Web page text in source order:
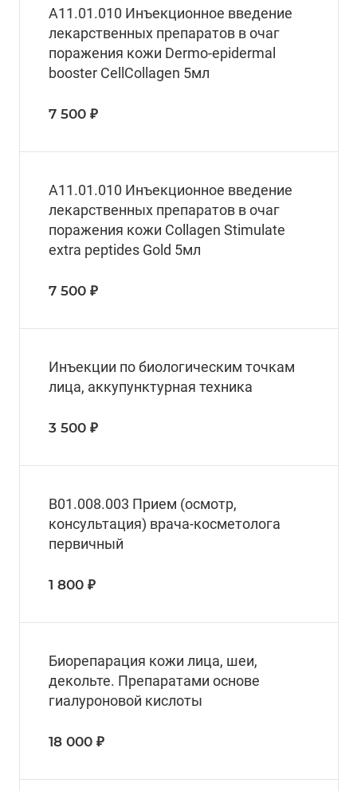
A11.01.010 Инъекционное введение
лекарственных препаратов в очаг
поражения кожи Dermo-epidermal
booster CellCollagen 5мл
7 500 ₽
A11.01.010 Инъекционное введение
лекарственных препаратов в очаг
поражения кожи Collagen Stimulate
extra peptides Gold 5мл
7 500 ₽
Инъекции по биологическим точкам
лица, аккупунктурная техника
3 500 ₽
B01.008.003 Прием (осмотр,
консультация) врача-косметолога
первичный
1 800 ₽
Биорепарация кожи лица, шеи,
декольте. Препаратами основе
гиалуроновой кислоты
18 000 ₽